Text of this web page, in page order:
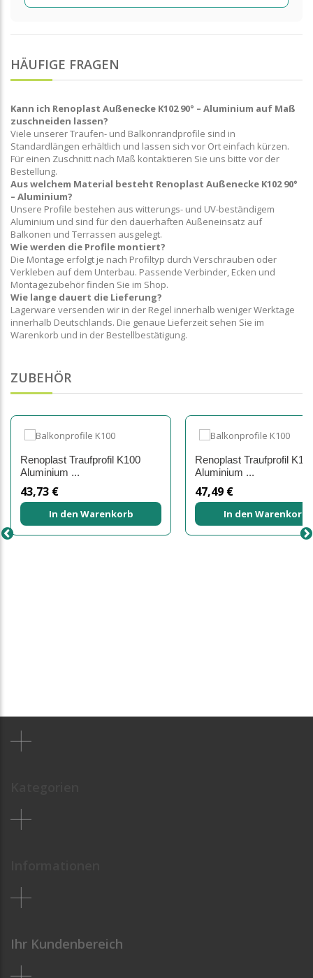
HÄUFIGE FRAGEN
Kann ich Renoplast Außenecke K102 90° – Aluminium auf Maß
zuschneiden lassen?
Viele unserer Traufen- und Balkonrandprofile sind in
Standardlängen erhältlich und lassen sich vor Ort einfach kürzen.
Für einen Zuschnitt nach Maß kontaktieren Sie uns bitte vor der
Bestellung.
Aus welchem Material besteht Renoplast Außenecke K102 90°
– Aluminium?
Unsere Profile bestehen aus witterungs- und UV-beständigem
Aluminium und sind für den dauerhaften Außeneinsatz auf
Balkonen und Terrassen ausgelegt.
Wie werden die Profile montiert?
Die Montage erfolgt je nach Profiltyp durch Verschrauben oder
Verkleben auf dem Unterbau. Passende Verbinder, Ecken und
Montagezubehör finden Sie im Shop.
Wie lange dauert die Lieferung?
Lagerware versenden wir in der Regel innerhalb weniger Werktage
innerhalb Deutschlands. Die genaue Lieferzeit sehen Sie im
Warenkorb und in der Bestellbestätigung.
ZUBEHÖR
Renoplast Traufprofil K100
Aluminium ...
43,73 €
In den Warenkorb
Renoplast Traufprofil
Aluminium ...
47,49 €
In den Warenkorb
Ihr Kundenbereich